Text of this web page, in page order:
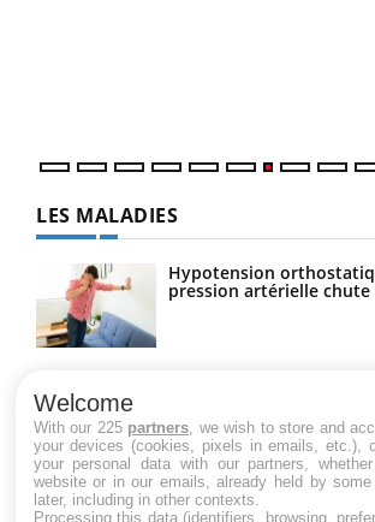
LES MALADIES
Hypotension
pression artérielle chute
Maladie de Charcot
amyotrophique)
Welcome
With our 225 partners , we wish to store and
your devices (cookies, pixels in emails, etc.),
your personal data with our partners,
website or in our emails, already held by
later, including in other contexts.
Processing this data (identifiers, browsing,